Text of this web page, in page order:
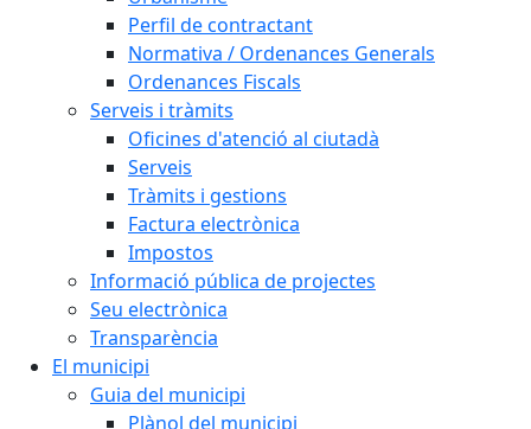
Perfil de contractant
Normativa / Ordenances Generals
Ordenances Fiscals
Serveis i tràmits
Oficines d'atenció al ciutadà
Serveis
Tràmits i gestions
Factura electrònica
Impostos
Informació pública de projectes
Seu electrònica
Transparència
El municipi
Guia del municipi
Plànol del municipi